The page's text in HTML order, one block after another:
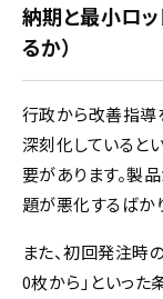
納期と最小ロッ
るか）
行政から改善指導
深刻化していると
要があります。製
題が悪化するばか
また、初回発注時
0枚から」といっ